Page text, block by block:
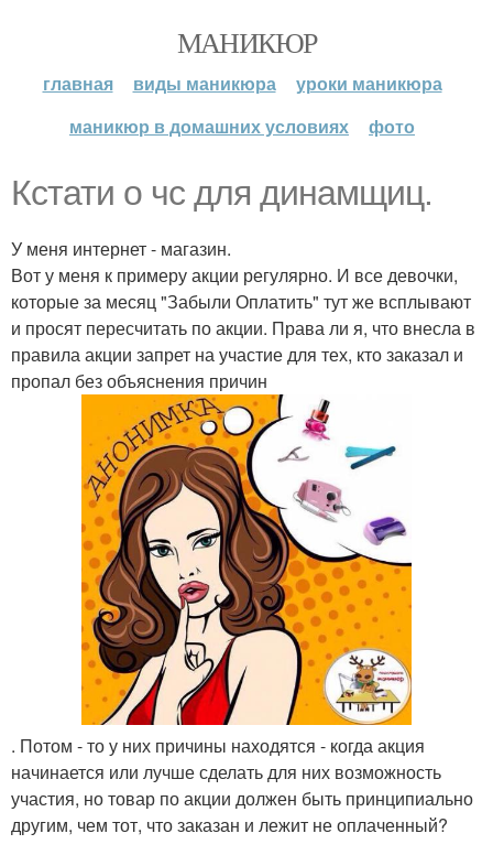
МАНИКЮР
главная виды маникюра
уроки маникюра
маникюр в домашних условиях
фото
Кстати о чс для динамщиц.
У меня интернет - магазин.
Вот у меня к примеру акции регулярно. И все девочки,
которые за месяц "Забыли Оплатить" тут же всплывают
и просят пересчитать по акции. Права ли я, что внесла в
правила акции запрет на участие для тех, кто заказал и
пропал без объяснения причин
. Потом - то у них причины находятся - когда акция
начинается или лучше сделать для них возможность
участия, но товар по акции должен быть принципиально
другим, чем тот, что заказан и лежит не оплаченный?